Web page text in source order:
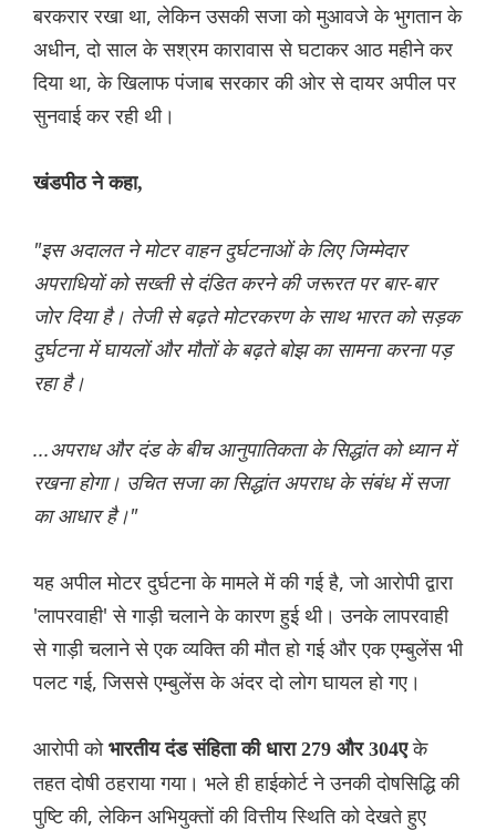
बरकरार रखा था, लेकिन उसकी सजा को मुआवजे के भुगतान के
अधीन, दो साल के सश्रम कारावास से घटाकर आठ महीने कर
दिया था, के खिलाफ पंजाब सरकार की ओर से दायर अपील पर
सुनवाई कर रही थी।
खंडपीठ ने कहा,
"इस अदालत ने मोटर वाहन दुर्घटनाओं के लिए जिम्मेदार
अपराधियों को सख्ती से दंडित करने की जरूरत पर बार-बार
जोर दिया है। तेजी से बढ़ते मोटरकरण के साथ भारत को सड़क
दुर्घटना में घायलों और मौतों के बढ़ते बोझ का सामना करना पड़
रहा है।
...अपराध और दंड के बीच आनुपातिकता के सिद्धांत को ध्यान में
रखना होगा। उचित सजा का सिद्धांत अपराध के संबंध में सजा
का आधार है।"
यह अपील मोटर दुर्घटना के मामले में की गई है, जो आरोपी द्वारा
'लापरवाही' से गाड़ी चलाने के कारण हुई थी। उनके लापरवाही
से गाड़ी चलाने से एक व्यक्ति की मौत हो गई और एक एम्बुलेंस भी
पलट गई, जिससे एम्बुलेंस के अंदर दो लोग घायल हो गए।
आरोपी को भारतीय दंड संहिता की धारा 279 और 304एके
तहत दोषी ठहराया गया। भले ही हाईकोर्ट ने उनकी दोषसिद्धि की
पुष्टि की, लेकिन अभियुक्तों की वित्तीय स्थिति को देखते हुए